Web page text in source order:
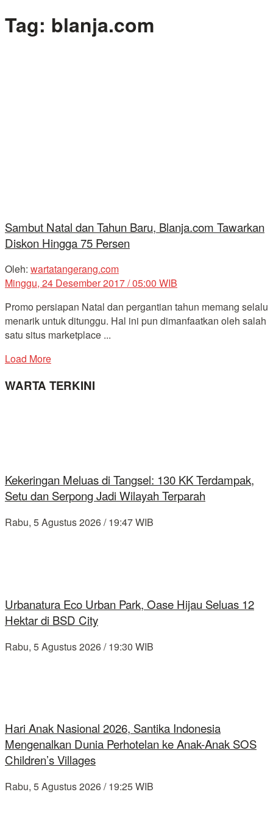
Tag: blanja.com
Sambut Natal dan Tahun Baru, Blanja.com Tawarkan
Diskon Hingga 75 Persen
Oleh: wartatangerang.com
Minggu, 24 Desember 2017 / 05:00 WIB
Promo persiapan Natal dan pergantian tahun memang selalu
menarik untuk ditunggu. Hal ini pun dimanfaatkan oleh salah
satu situs marketplace ...
Load More
WARTA TERKINI
Kekeringan Meluas di Tangsel: 130 KK Terdampak,
Setu dan Serpong Jadi Wilayah Terparah
Rabu, 5 Agustus 2026 / 19:47 WIB
Urbanatura Eco Urban Park, Oase Hijau Seluas 12
Hektar di BSD City
Rabu, 5 Agustus 2026 / 19:30 WIB
Hari Anak Nasional 2026, Santika Indonesia
Mengenalkan Dunia Perhotelan ke Anak-Anak SOS
Children’s Villages
Rabu, 5 Agustus 2026 / 19:25 WIB